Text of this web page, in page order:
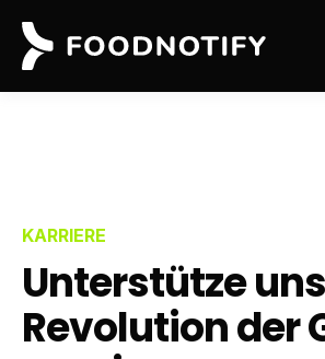
KARRIERE
Unterstütze
Revolution